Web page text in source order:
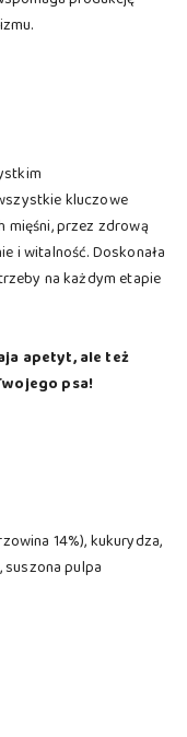
kluczowe
mięśni, przez zdrową
i witalność. Doskonała
na każdym etapie
apetyt, ale też
psa!
14%), kukurydza,
suszona pulpa